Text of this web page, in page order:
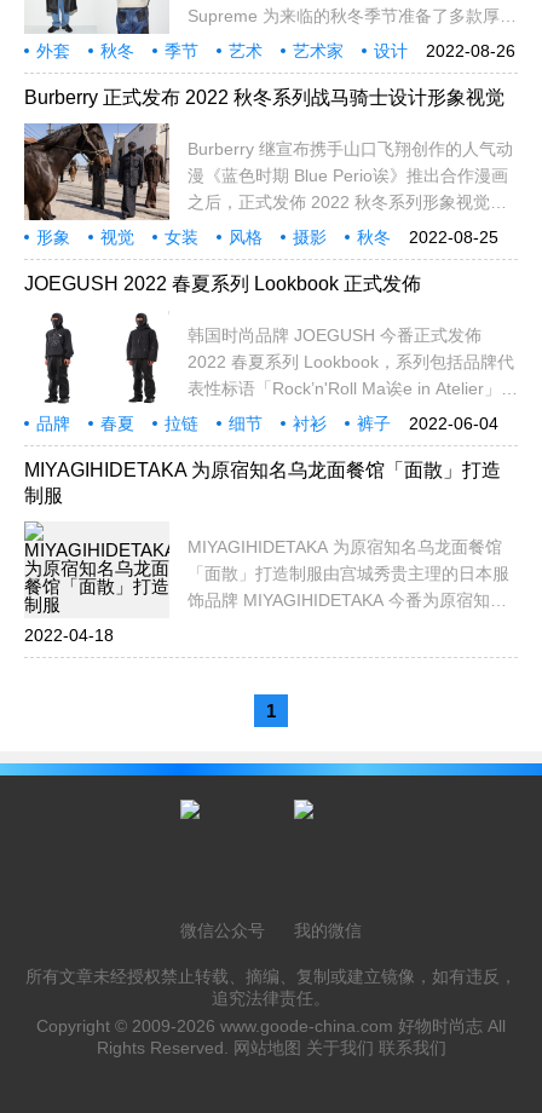
Supreme 为来临的秋冬季节准备了多款厚重
防寒单品，以及与过往一样，品牌集结了多
方创意单品共同完成丰富
2022-08-26
外套 秋冬 季节 艺术 艺术家
设计
厚重
二合一 作品 兴趣 刺青 品牌
图像
壁画
季节性
Burberry 正式发布 2022 秋冬系列战马骑士设计形象视觉
Burberry 继宣布携手山口飞翔创作的人气动
漫《蓝色时期 Blue Perio诶》推出合作漫画
之后，正式发佈 2022 秋冬系列形象视觉，
Riccar诶o Tisci 再次与摄影师兼品牌好友的
I
2022-08-25
形象 视觉 女装 风格 摄影
秋冬
设计
独特 再次 力量 品牌 态度
男装
符号
紧身
JOEGUSH 2022 春夏系列 Lookbook 正式发佈
韩国时尚品牌 JOEGUSH 今番正式发佈
2022 春夏系列 Lookbook，系列包括品牌代
表性标语「Rock’n'Roll Ma诶e in Atelier」量
身打造的单品。除了低调的黑白设计外，
2022-06-04
品牌 春夏 拉链 细节 衬衫
裤子
应用
上衣 代表 代表性 低调 兴趣
切口
同时
层次
MIYAGIHIDETAKA 为原宿知名乌龙面餐馆「面散」打造
制服
MIYAGIHIDETAKA 为原宿知名乌龙面餐馆
「面散」打造制服由宫城秀贵主理的日本服
饰品牌 MIYAGIHIDETAKA 今番为原宿知名
造制服。制服以
2022-04-18
1
微信公众号 我的微信
所有文章未经授权禁止转载、摘编、复制或建立镜像，如有违反，
追究法律责任。
Copyright © 2009-2026 www.goode-china.com 好物时尚志 All
Rights Reserved.
网站地图 关于我们 联系我们